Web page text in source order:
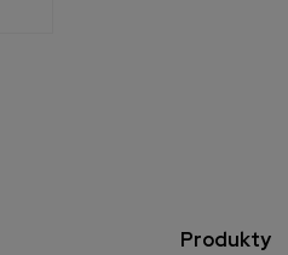
Produkty